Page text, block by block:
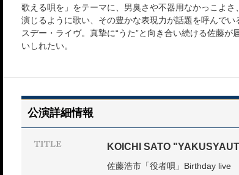
歌える唄を」をテーマに、男臭さや不器用なかっこよ
演じるように歌い、その豊かな表現力が話題を呼んで
スデー・ライヴ。真摯に“うた”と向き合い続ける佐藤
いしれたい。
公演詳細情報
KOICHI SATO
佐藤浩市「役者唄」Birthday live